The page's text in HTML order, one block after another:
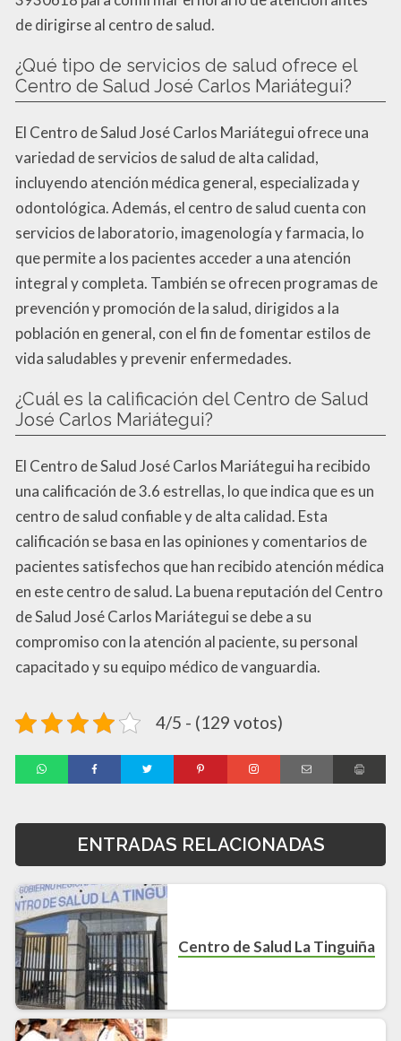
de dirigirse al centro de salud.
¿Qué tipo de servicios de salud ofrece el
Centro de Salud José Carlos Mariátegui?
El Centro de Salud José Carlos Mariátegui ofrece una
variedad de servicios de salud de alta calidad,
incluyendo atención médica general, especializada y
odontológica. Además, el centro de salud cuenta con
servicios de laboratorio, imagenología y farmacia, lo
que permite a los pacientes acceder a una atención
integral y completa. También se ofrecen programas de
prevención y promoción de la salud, dirigidos a la
población en general, con el fin de fomentar estilos de
vida saludables y prevenir enfermedades.
¿Cuál es la calificación del Centro de Salud
José Carlos Mariátegui?
El Centro de Salud José Carlos Mariátegui ha recibido
una calificación de 3.6 estrellas, lo que indica que es un
centro de salud confiable y de alta calidad. Esta
calificación se basa en las opiniones y comentarios de
pacientes satisfechos que han recibido atención médica
en este centro de salud. La buena reputación del Centro
de Salud José Carlos Mariátegui se debe a su
compromiso con la atención al paciente, su personal
capacitado y su equipo médico de vanguardia.
4/5 - (129 votos)
ENTRADAS RELACIONADAS
Centro de Salud La Tinguiña